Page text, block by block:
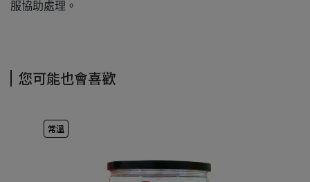
服協助處理。
您可能也會喜歡
常溫